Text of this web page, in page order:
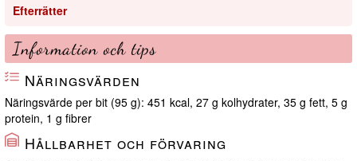
Efterrätter
Information och tips
Näringsvärden
Näringsvärde per bit (95 g): 451 kcal, 27 g kolhydrater, 35 g fett, 5 g
protein, 1 g fibrer
Hållbarhet och förvaring